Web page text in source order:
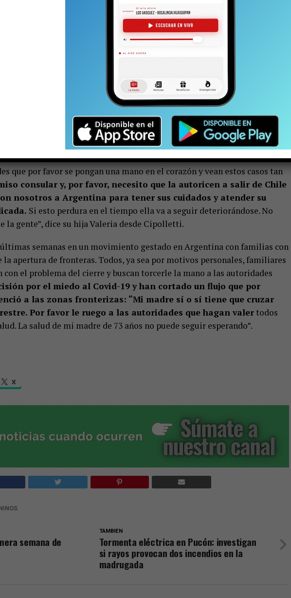
papel u otro que falta. Mientras, la mujer debe quedarse en casa
con una serie de dolencias, entre ellas, una úlcera gástrica
internas que ya la tuvieron hospitalizada.Además de una artrosis
extremidades. Es decir, la situación se vuelve cada vez más compleja.
cuenta la hija, se está haciendo insostenible; ya que los casi dos años
le han acelerado sus problemas físicos.
Sobre la posibilidad de
una combinación de Santiago con Buenos Aires o Mendoza y
que es algo muy complejo debido al alto costo económico
y porque no están seguras de que Ernestina podría resistir
un
todo si tiene que hacerlo sola, ya que el tema económico haría
segundo pasaje.
que por favor se pongan una mano en el corazón y vean estos casos tan
consular y, por favor, necesito que la autoricen a salir de Chile
nosotros a Argentina para tener sus cuidados y atender su
Si esto perdura en el tiempo ella va a seguir deteriorándose. No
la gente”, dice su hija Valeria desde Cipolletti.
semanas en un movimiento gestado en Argentina con familias con
la apertura de fronteras. Todos, ya sea por motivos personales, familiares
con el problema del cierre y buscan torcerle la mano a las autoridades
por el miedo al Covid-19 y han cortado un flujo que por
a las zonas fronterizas: “Mi madre sí o sí tiene que cruzar
Por favor le ruego a las autoridades que hagan valer todos
La salud de mi madre de 73 años no puede seguir esperando”.
X
TAMBIEN
Tormenta eléctrica en Pucón: investigan
si rayos provocan dos incendios en la
madrugada
semana de